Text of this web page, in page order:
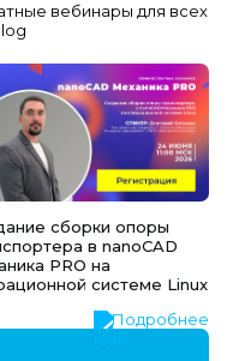
вебинары для всех
сборки опоры
в nanoCAD
PRO на
системе Linux
Подробнее